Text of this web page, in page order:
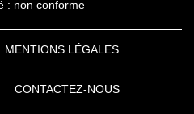
: non conforme
MENTIONS LÉGALES
CONTACTEZ-NOUS